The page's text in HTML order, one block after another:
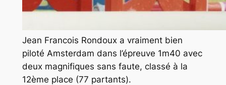
Jean Francois Rondoux a vraiment bien
piloté Amsterdam dans l’épreuve 1m40 avec
deux magnifiques sans faute, classé à la
12ème place (77 partants).